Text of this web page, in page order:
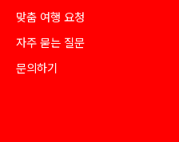
맞춤 여행 요청
자주 묻는 질문
문의하기